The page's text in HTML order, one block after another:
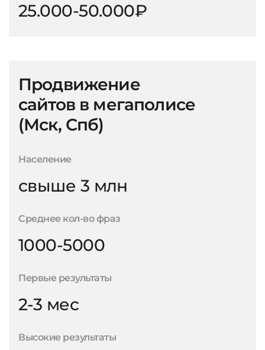
25.000-50.000₽
Продвижение
сайтов в мегаполисе
(Мск, Спб)
Население
свыше 3 млн
Среднее кол-во фраз
1000-5000
Первые результаты
2-3 мес
Высокие результаты